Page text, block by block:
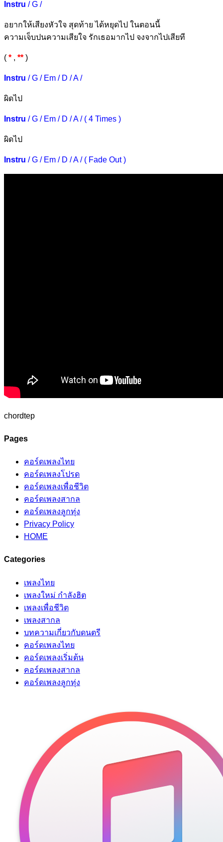
Instru / G /
อยากให้เสียงหัวใจ สุดท้าย ได้หยุดไป ในตอนนี้
ความเจ็บปนความเสียใจ รักเธอมากไป จงจากไปเสียที
( * , ** )
Instru / G / Em / D / A /
ผิดไป
Instru / G / Em / D / A / ( 4 Times )
ผิดไป
Instru / G / Em / D / A / ( Fade Out )
chordtep
Pages
คอร์ดเพลงไทย
คอร์ดเพลงโปรด
คอร์ดเพลงเพื่อชีวิต
คอร์ดเพลงสากล
คอร์ดเพลงลูกทุ่ง
Privacy Policy
HOME
Categories
เพลงไทย
เพลงใหม่ กำลังฮิต
เพลงเพื่อชีวิต
เพลงสากล
บทความเกี่ยวกับดนตรี
คอร์ดเพลงไทย
คอร์ดเพลงเริ่มต้น
คอร์ดเพลงสากล
คอร์ดเพลงลูกทุ่ง